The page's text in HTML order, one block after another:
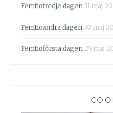
Femtiotredje dagen 31 maj
Femtioandra dagen 30 maj
Femtioförsta dagen 29 maj